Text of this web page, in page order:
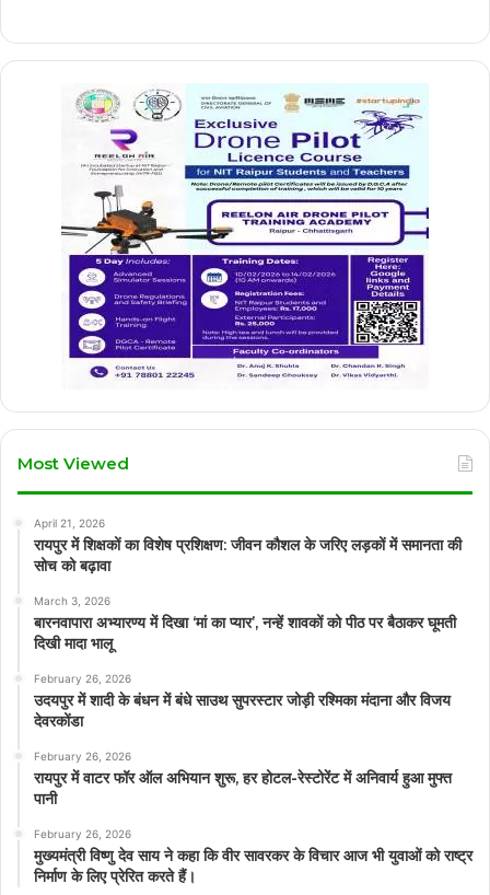
Most Viewed
April 21, 2026
रायपुर में शिक्षकों का विशेष प्रशिक्षण: जीवन कौशल के जरिए लड़कों में समानता की
सोच को बढ़ावा
March 3, 2026
बारनवापारा अभ्यारण्य में दिखा ‘मां का प्यार’, नन्हें शावकों को पीठ पर बैठाकर घूमती
दिखी मादा भालू
February 26, 2026
उदयपुर में शादी के बंधन में बंधे साउथ सुपरस्टार जोड़ी रश्मिका मंदाना और विजय
देवरकोंडा
February 26, 2026
रायपुर में वाटर फॉर ऑल अभियान शुरू, हर होटल-रेस्टोरेंट में अनिवार्य हुआ मुफ्त
पानी
February 26, 2026
मुख्यमंत्री विष्णु देव साय ने कहा कि वीर सावरकर के विचार आज भी युवाओं को राष्ट्र
निर्माण के लिए प्रेरित करते हैं।